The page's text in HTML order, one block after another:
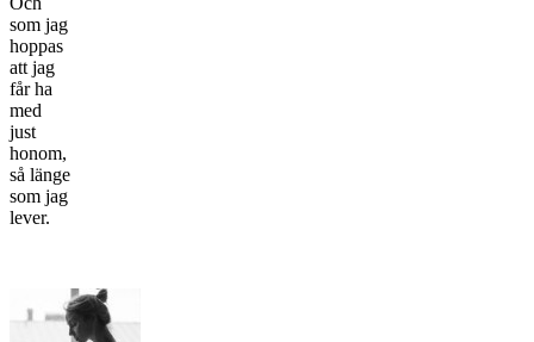
som jag
hoppas
att jag
får ha
med
just
honom,
så länge
som jag
lever.